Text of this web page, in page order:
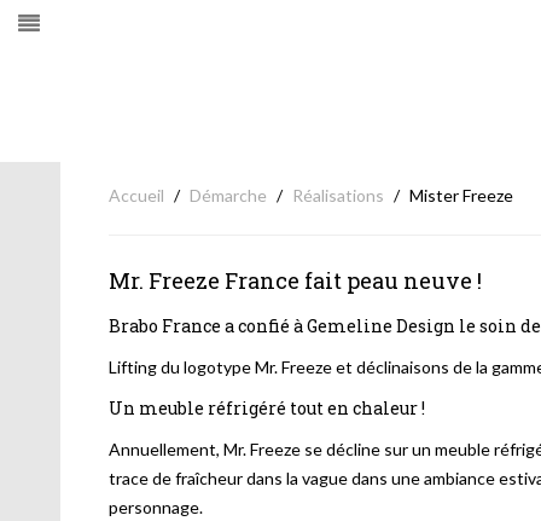
Accueil Démarche Réalisations Mister Freeze
Mr. Freeze France fait peau neuve !
Brabo France a confié à Gemeline Design le soin
Lifting du logotype Mr. Freeze et déclinaisons de la
Un meuble réfrigéré tout en chaleur !
Annuellement, Mr. Freeze se décline sur un meuble
trace de fraîcheur dans la vague dans une ambiance
personnage.